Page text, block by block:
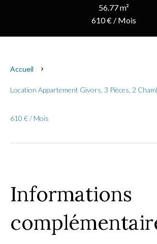
56.77 m²
610 € / Mois
Accueil
Location Appartement Givors, 3 Pièces, 2
610 € / Mois
Informations